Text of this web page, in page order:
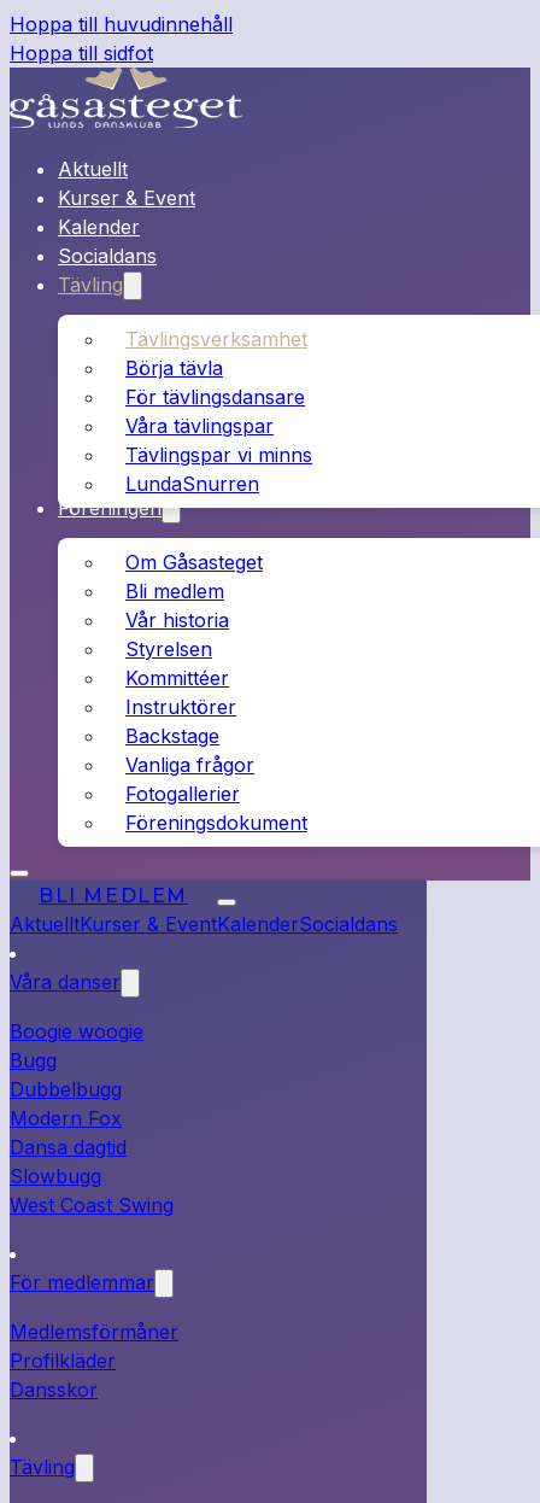
Hoppa till huvudinnehåll
Hoppa till sidfot
Aktuellt
Kurser & Event
Kalender
Socialdans
Tävling
Tävlingsverksamhet
Börja tävla
För tävlingsdansare
Våra tävlingspar
Tävlingspar vi minns
LundaSnurren
Föreningen
Om Gåsasteget
Bli medlem
Vår historia
Styrelsen
Kommittéer
Instruktörer
Backstage
Vanliga frågor
Fotogallerier
Föreningsdokument
BLI MEDLEM
AktuelltKurser & EventKalenderSocialdans
Våra danser
Boogie woogie
Bugg
Dubbelbugg
Modern Fox
Dansa dagtid
Slowbugg
West Coast Swing
För medlemmar
Medlemsförmåner
Profilkläder
Dansskor
Tävling